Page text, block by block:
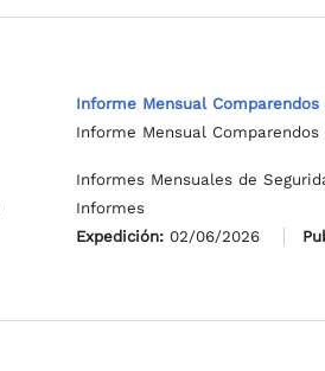
Informe Mensual Comparendos
Informe Mensual Comparendos
Informes Mensuales de
Informes
Expedición: 02/06/2026